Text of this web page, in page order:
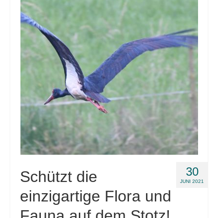
Links
Position
Impressum
Datenschutzerklärung
30
JUNI 2021
Schützt die
einzigartige Flora und